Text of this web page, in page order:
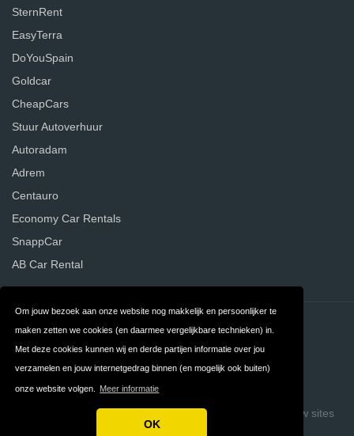
Om jouw bezoek aan onze website nog makkelijk en persoonlijker te
maken zetten we cookies (en daarmee vergelijkbare technieken) in.
Met deze cookies kunnen wij en derde partijen informatie over jou
verzamelen en jouw internetgedrag binnen (en mogelijk ook buiten)
onze website volgen. Meer informatie
OK
SternRent
EasyTerra
DoYouSpain
Goldcar
CheapCars
Stuur Autoverhuur
Autoradam
Adrem
Centauro
Economy Car Rentals
SnappCar
AB Car Rental
Contact Privacy
Algemene FAQ
Copyright © 2026 Vergelijk Autoverhuurders
Build review sites
with ReviewTycoon